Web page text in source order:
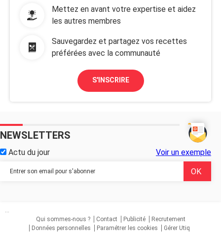
Mettez en avant votre expertise et aidez
les autres membres
Sauvegardez et partagez vos recettes
préférées avec la communauté
S'INSCRIRE
NEWSLETTERS
Actu du jour Voir un exemple
...
Qui sommes-nous ?
Contact Publicité
Recrutement
Données personnelles
Paramétrer les cookies Gérer Utiq